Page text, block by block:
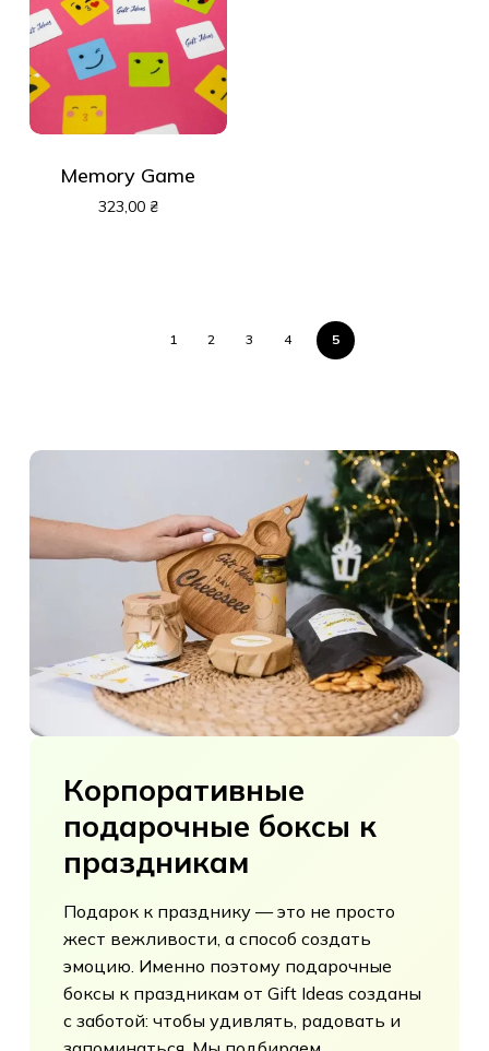
Memory Game
323,00 ₴
1 2 3 4 5
Корпоративные
подарочные боксы к
праздникам
Подарок к празднику — это не просто
жест вежливости, а способ создать
эмоцию. Именно поэтому подарочные
боксы к праздникам от Gift Ideas созданы
с заботой: чтобы удивлять, радовать и